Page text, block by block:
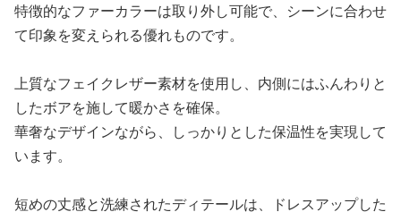
特徴的なファーカラーは取り外し可能で、シーンに合わせ
て印象を変えられる優れものです。
上質なフェイクレザー素材を使用し、内側にはふんわりと
したボアを施して暖かさを確保。
華奢なデザインながら、しっかりとした保温性を実現して
います。
短めの丈感と洗練されたディテールは、ドレスアップした